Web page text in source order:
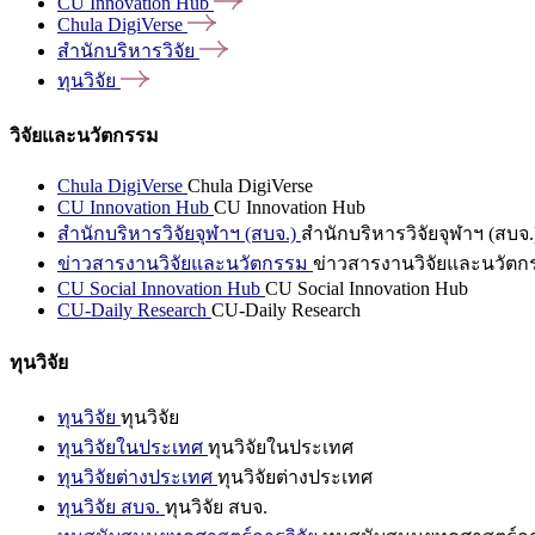
Chula DigiVerse
สำนักบริหารวิจัย
ทุนวิจัย
วิจัยและนวัตกรรม
Chula DigiVerse Chula DigiVerse
CU Innovation Hub CU Innovation Hub
สำนักบริหารวิจัยจุฬาฯ (สบจ.) สำนักบริหารวิจัยจุฬาฯ (สบจ
ข่าวสารงานวิจัยและนวัตกรรม ข่าวสารงานวิจัยและนวัตก
CU Social Innovation Hub CU Social Innovation Hub
CU-Daily Research CU-Daily Research
ทุนวิจัย
ทุนวิจัย ทุนวิจัย
ทุนวิจัยในประเทศ ทุนวิจัยในประเทศ
ทุนวิจัยต่างประเทศ ทุนวิจัยต่างประเทศ
ทุนวิจัย สบจ. ทุนวิจัย สบจ.